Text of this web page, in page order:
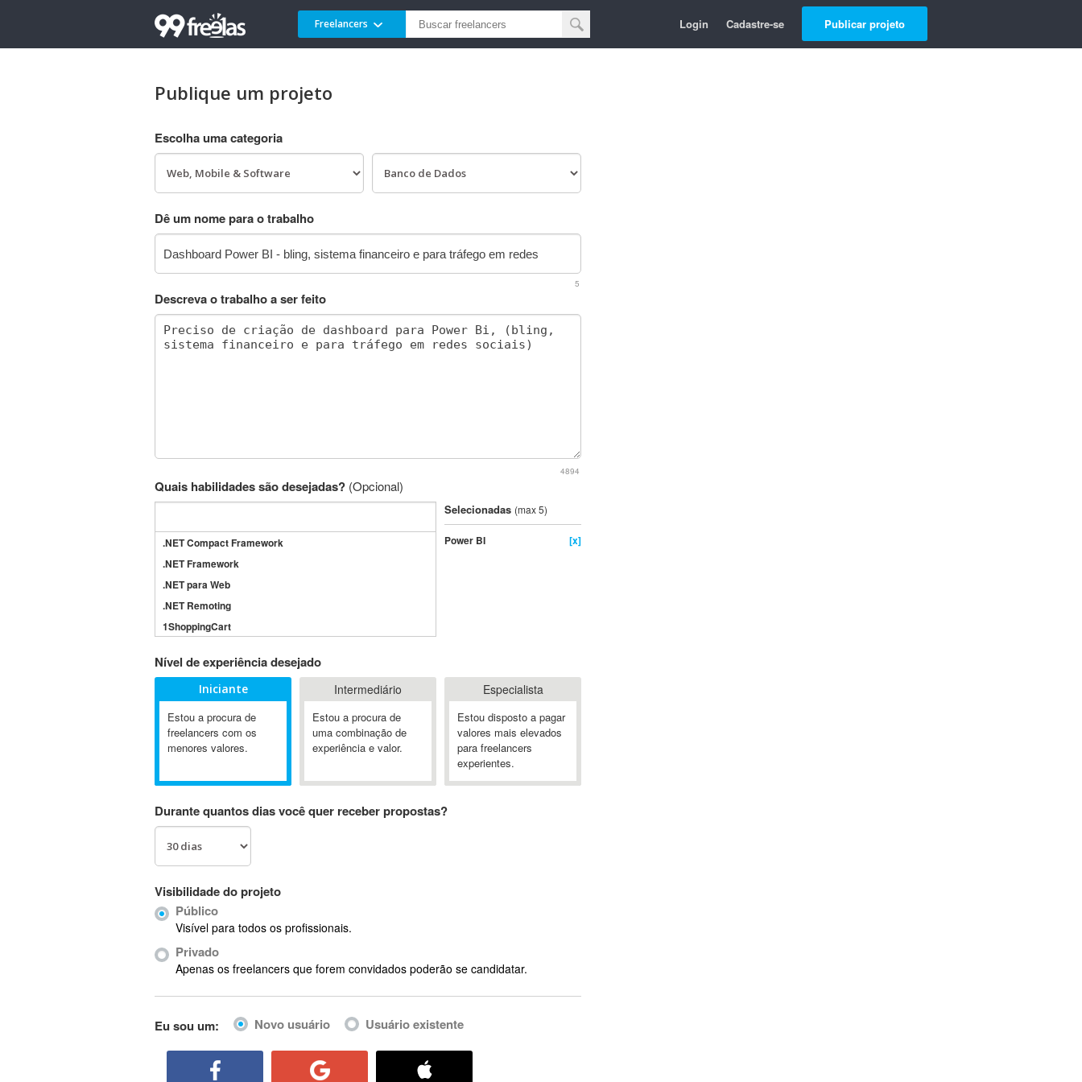
Freelancers Login Cadastre-se Publicar projeto
Publique um projeto
Escolha uma categoria
Dê um nome para o trabalho
5
Descreva o trabalho a ser feito
4894
Quais habilidades são desejadas? (Opcional)
.NET Compact Framework
.NET Framework
.NET para Web
.NET Remoting
1ShoppingCart
3GSM
4D Dimension
802.11
A&P
A-GPS
Ab Initio
ABIS
AbleCommerce
Ableton Live
Abstract Window Toolkit (AWT)
Selecionadas (max 5)
Power BI [x]
Nível de experiência desejado
Iniciante
Estou a procura de
freelancers com os
menores valores.
Intermediário
Estou a procura de
uma combinação de
experiência e valor.
Especialista
Estou disposto a pagar
valores mais elevados
para freelancers
experientes.
Durante quantos dias você quer receber propostas?
Visibilidade do projeto
Público
Visível para todos os profissionais.
Privado
Apenas os freelancers que forem convidados poderão se candidatar.
Eu sou um: Novo usuário Usuário existente